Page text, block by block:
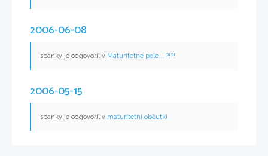
2006-06-08
spanky je odgovoril v Maturitetne pole... ?!?!
2006-05-15
spanky je odgovoril v maturitetni občutki